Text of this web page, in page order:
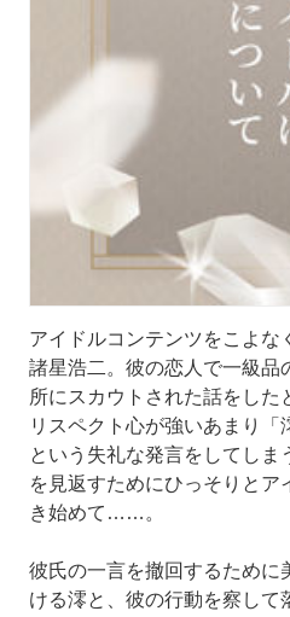
アイドルコンテンツをこよな
諸星浩二。彼の恋人で一級品
所にスカウトされた話をした
リスペクト心が強いあまり「
という失礼な発言をしてしま
を見返すためにひっそりとア
き始めて……。
彼氏の一言を撤回するために
ける澪と、彼の行動を察して